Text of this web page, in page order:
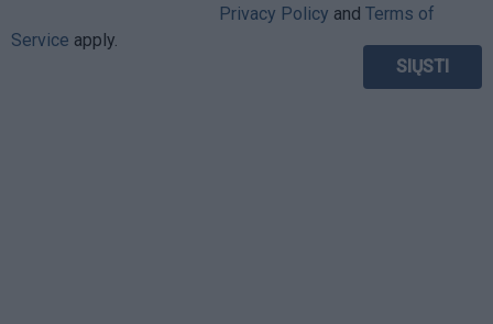
Privacy Policy and Terms of
Service apply.